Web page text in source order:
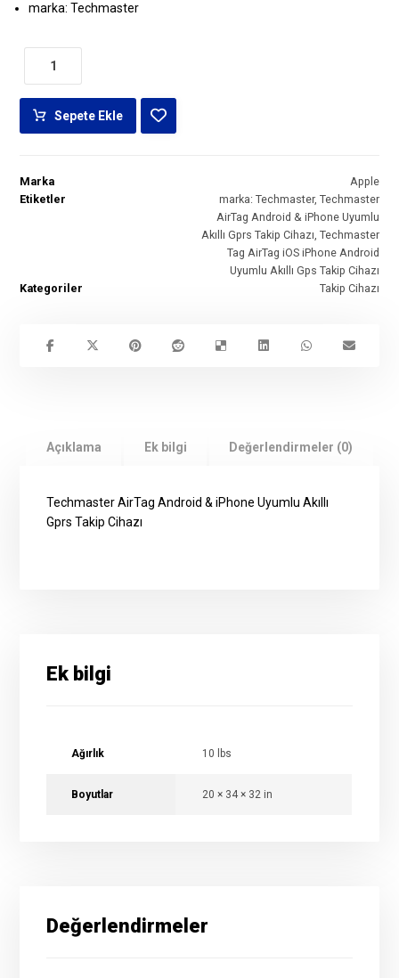
marka: Techmaster
Sepete Ekle
Marka
Apple
Etiketler
marka: Techmaster, Techmaster
AirTag Android & iPhone Uyumlu
Akıllı Gprs Takip Cihazı Techmaster
Tag AirTag iOS iPhone Android
Uyumlu Akıllı Gps Takip Cihazı
Kategoriler
Takip Cihazı
Açıklama Ek bilgi Değerlendirmeler (0)
Techmaster AirTag Android & iPhone Uyumlu Akıllı
Gprs Takip Cihazı
Ek bilgi
Ağırlık 10 lbs
Boyutlar 20 × 34 × 32 in
Değerlendirmeler